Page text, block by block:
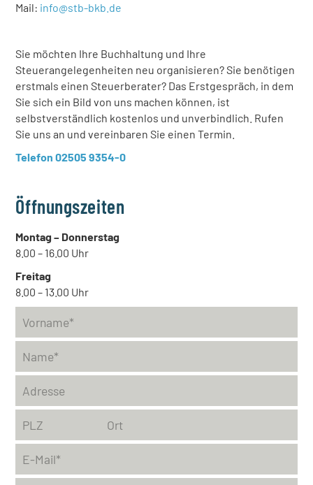
Mail: info@stb-bkb.de
Sie möchten Ihre Buchhaltung und Ihre
Steuerangelegenheiten neu organisieren? Sie benötigen
erstmals einen Steuerberater? Das Erstgespräch, in dem
Sie sich ein Bild von uns machen können, ist
selbstverständlich kostenlos und unverbindlich. Rufen
Sie uns an und vereinbaren Sie einen Termin.
Telefon 02505 9354-0
Öffnungszeiten
Montag – Donnerstag
8.00 – 16.00 Uhr
Freitag
8.00 – 13.00 Uhr